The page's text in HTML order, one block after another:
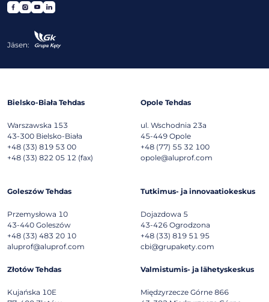
Jäsen:
Bielsko-Biała Tehdas
Warszawska 153
43-300 Bielsko-Biała
+48 (33) 819 53 00
+48 (33) 822 05 12 (fax)
Opole Tehdas
ul. Wschodnia 23a
45-449 Opole
+48 (77) 55 32 100
opole@aluprof.com
Goleszów Tehdas
Przemysłowa 10
43-440 Goleszów
+48 (33) 483 20 10
aluprof@aluprof.com
Tutkimus- ja innovaatiokeskus
Dojazdowa 5
43-426 Ogrodzona
+48 (33) 819 51 95
cbi@grupakety.com
Złotów Tehdas
Kujańska 10E
Valmistumis- ja lähetyskeskus
Międzyrzecze Górne 866